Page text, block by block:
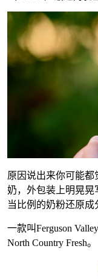
原因说出来你可能
奶，外包装上明晃晃
当比例的奶粉还原成
一款叫Ferguson
North Country Fresh。